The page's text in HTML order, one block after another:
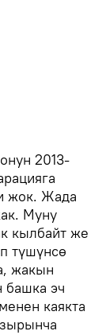
2013-
жок. Жада
Муну
кылбайт же
түшүнсө
жакын
башка эч
каякта